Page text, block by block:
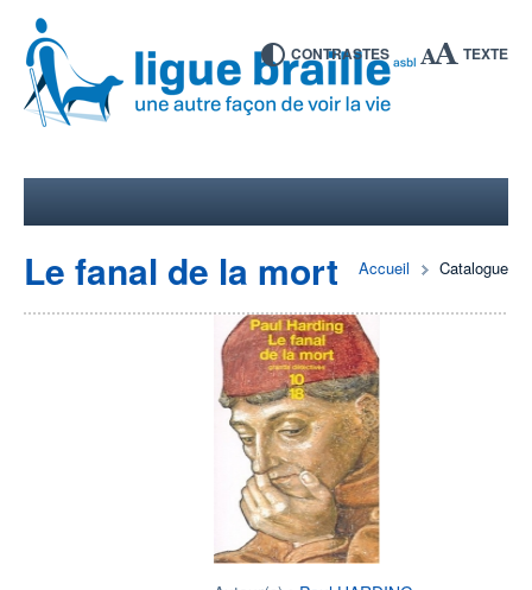
CONTRASTES TEXTE
Accueil Catalogue
Le fanal de la mort